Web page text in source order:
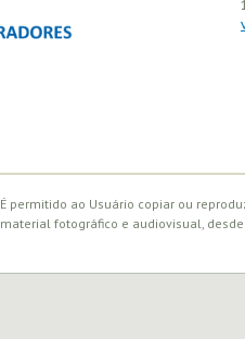
É permitido ao Usuário copiar ou
material fotográfico e audiovisual,